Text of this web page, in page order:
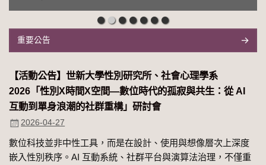
重要公告
【活動公告】世新大學性別研究所、社會心理學系
2026「性別Χ時間Χ空間—數位時代的孤寂與共生：從 AI
互動到單身浪潮的社群重構」研討會
2026-04-27
數位科技並非中性工具，而是在設計、使用與想像層次上深度
嵌入性別秩序。AI 互動系統、社群平台與演算法治理，不僅重